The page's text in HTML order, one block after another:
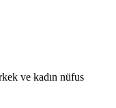
ve kadın nüfus